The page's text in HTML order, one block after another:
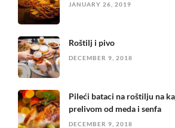
JANUARY 26, 2019
Roštilj i pivo
DECEMBER 9, 2018
Pileći bataci na roštilju na
prelivom od meda i senfa
DECEMBER 9, 2018